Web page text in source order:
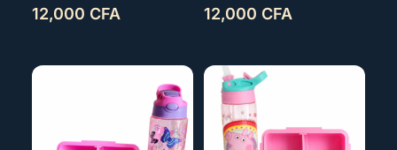
12,000 CFA 12,000 CFA